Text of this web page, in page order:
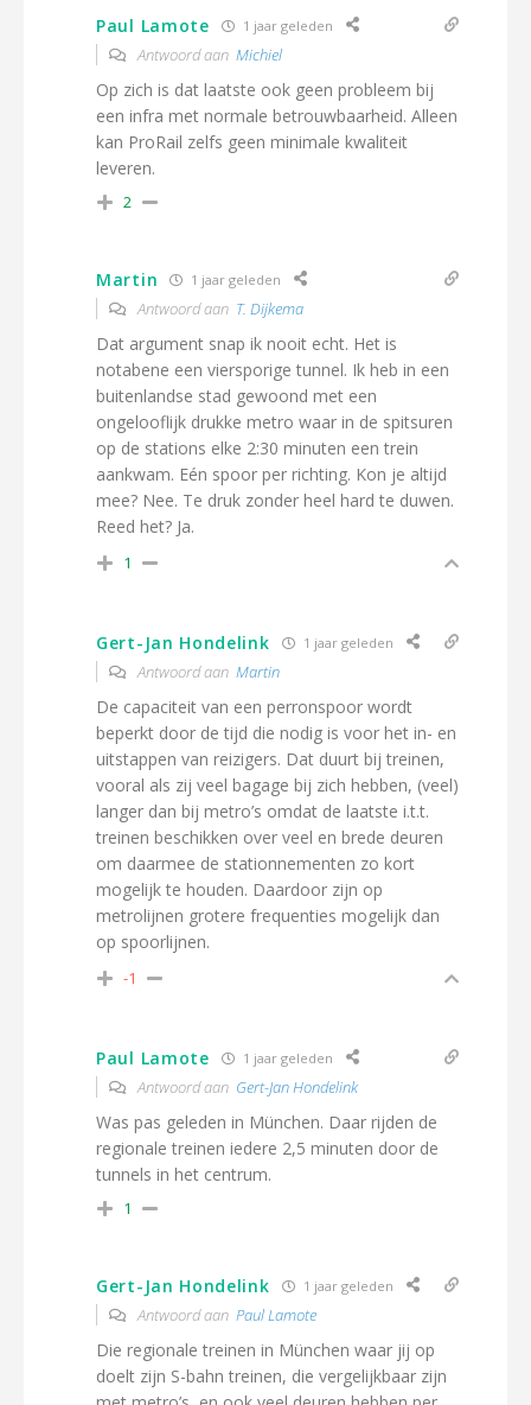
Paul Lamote 1 jaar geleden
Antwoord aan Michiel
Op zich is dat laatste ook geen probleem bij
een infra met normale betrouwbaarheid. Alleen
kan ProRail zelfs geen minimale kwaliteit
leveren.
2
Martin 1 jaar geleden
Antwoord aan T. Dijkema
Dat argument snap ik nooit echt. Het is
notabene een viersporige tunnel. Ik heb in een
buitenlandse stad gewoond met een
ongelooflijk drukke metro waar in de spitsuren
op de stations elke 2:30 minuten een trein
aankwam. Eén spoor per richting. Kon je altijd
mee? Nee. Te druk zonder heel hard te duwen.
Reed het? Ja.
1
Gert-Jan Hondelink 1 jaar geleden
Antwoord aan Martin
De capaciteit van een perronspoor wordt
beperkt door de tijd die nodig is voor het in- en
uitstappen van reizigers. Dat duurt bij treinen,
vooral als zij veel bagage bij zich hebben, (veel)
langer dan bij metro’s omdat de laatste i.t.t.
treinen beschikken over veel en brede deuren
om daarmee de stationnementen zo kort
mogelijk te houden. Daardoor zijn op
metrolijnen grotere frequenties mogelijk dan
op spoorlijnen.
-1
Paul Lamote 1 jaar geleden
Antwoord aan Gert-Jan Hondelink
Was pas geleden in München. Daar rijden de
regionale treinen iedere 2,5 minuten door de
tunnels in het centrum.
1
Gert-Jan Hondelink 1 jaar geleden
Antwoord aan Paul Lamote
Die regionale treinen in München waar jij op
doelt zijn S-bahn treinen, die vergelijkbaar zijn